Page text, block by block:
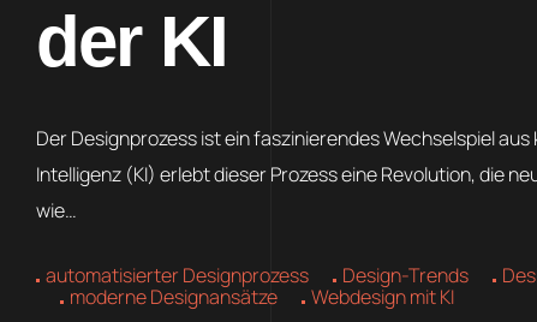
der KI
Der Designprozess ist ein faszinierendes Wechselspiel
Intelligenz (KI) erlebt dieser Prozess eine Revolution, die
wie…
automatisierter Designprozess Design-Trends
moderne Designansätze
Webdesign mit KI